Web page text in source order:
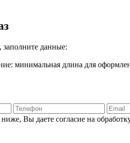
заполните данные:
минимальная длина для
Вы даете согласие на